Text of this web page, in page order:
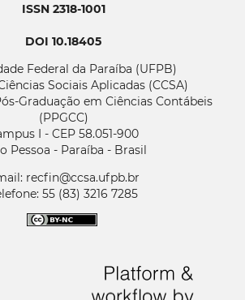
ISSN 2318-1001
DOI 10.18405
Federal da Paraíba (UFPB)
Sociais Aplicadas (CCSA)
Graduação em Ciências Contábeis
(PPGCC)
I - CEP 58.051-900
Pessoa - Paraíba - Brasil
recfin@ccsa.ufpb.br
55 (83) 3216 7285